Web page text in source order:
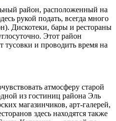
район, расположенный на
рукой подать, всегда много
Дискотеки, бары и рестораны
Этот район
тусовки и проводить время на
атмосферу старой
из гостиниц района Эль
магазинчиков, арт-галерей,
здесь находятся также